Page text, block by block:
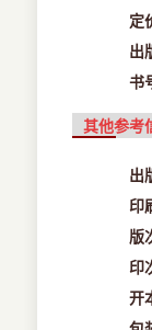
定
出
书
其他参考
出
印
版
印
开